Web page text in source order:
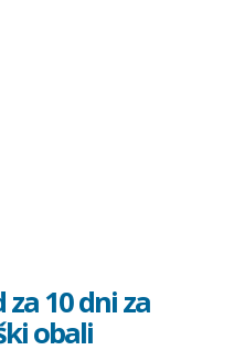
10 dni za
obali